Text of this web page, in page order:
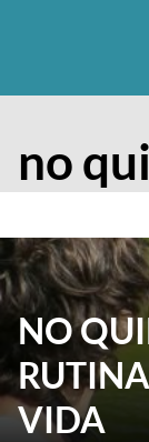
no
NO
VIDA